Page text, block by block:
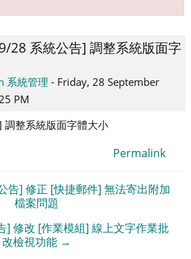
28 系統公告] 調整系統版面字
系統管理 - Friday, 28 September
PM
整系統版面字體大小
Permalink
告] 修正 [快捷郵件] 無法寄出附加
檔案問題
] 修改 [作業模組] 線上文字作業批
改檢視功能 →